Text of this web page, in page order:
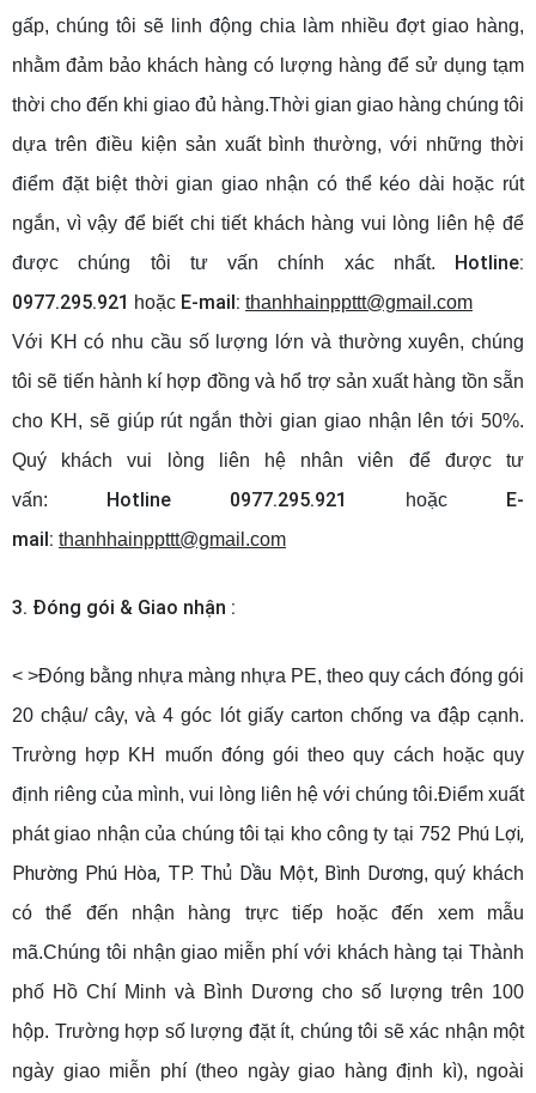
gấp, chúng tôi sẽ linh động chia làm nhiều đợt giao hàng,
nhằm đảm bảo khách hàng có lượng hàng để sử dụng tạm
thời cho đến khi giao đủ hàng.Thời gian giao hàng chúng tôi
dựa trên điều kiện sản xuất bình thường, với những thời
điểm đặt biệt thời gian giao nhận có thể kéo dài hoặc rút
ngắn, vì vậy để biết chi tiết khách hàng vui lòng liên hệ để
được chúng tôi tư vấn chính xác nhất. Hotline:
0977.295.921 hoặc E-mail: thanhhainppttt@gmail.com
Với KH có nhu cầu số lượng lớn và thường xuyên, chúng
tôi sẽ tiến hành kí hợp đồng và hổ trợ sản xuất hàng tồn sẵn
cho KH, sẽ giúp rút ngắn thời gian giao nhận lên tới 50%.
Quý khách vui lòng liên hệ nhân viên để được tư
vấn: Hotline 0977.295.921 hoặc E-
mail: thanhhainppttt@gmail.com
3. Đóng gói & Giao nhận :
< >Đóng bằng nhựa màng nhựa PE, theo quy cách đóng gói
20 chậu/ cây, và 4 góc lót giấy carton chống va đập cạnh.
Trường hợp KH muốn đóng gói theo quy cách hoặc quy
định riêng của mình, vui lòng liên hệ với chúng tôi.Điểm xuất
phát giao nhận của chúng tôi tại kho công ty tại 752 Phú Lợi,
Phường Phú Hòa, TP. Thủ Dầu Một, Bình Dương, quý khách
có thể đến nhận hàng trực tiếp hoặc đến xem mẫu
mã.Chúng tôi nhận giao miễn phí với khách hàng tại Thành
phố Hồ Chí Minh và Bình Dương cho số lượng trên 100
hộp. Trường hợp số lượng đặt ít, chúng tôi sẽ xác nhận một
ngày giao miễn phí (theo ngày giao hàng định kì), ngoài